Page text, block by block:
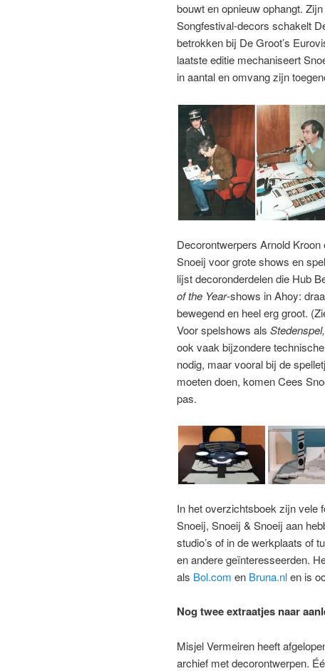
bouwt en opnieuw ophangt.
Songfestival-decors schakelt
betrokken bij De Groot’s
laatste editie mechaniseert
in aantal en omvang zijn
Decorontwerpers Arnold
Snoeij voor grote shows en
lijst decoronderdelen die Hub
of the Year-shows in Ahoy:
bewegend en heel erg groot.
Voor spelshows als
ook vaak bijzondere
nodig, maar vooral bij de
moeten doen, komen Cees
pas.
In het overzichtsboek zijn vele
Snoeij, Snoeij & Snoeij aan
studio’s of in de werkplaats of
en andere geïnteresseerden.
als Bol.com en Bruna.nlen is
Nog twee extraatjes naar
Misjel Vermeiren heeft
archief met decorontwerpen.